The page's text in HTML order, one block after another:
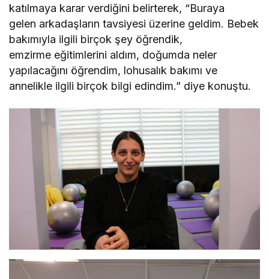
katılmaya karar verdiğini belirterek, “Buraya
gelen arkadaşların tavsiyesi üzerine geldim. Bebek
bakımıyla ilgili birçok şey öğrendik,
emzirme eğitimlerini aldım, doğumda neler
yapılacağını öğrendim, lohusalık bakımı ve
annelikle ilgili birçok bilgi edindim.” diye konuştu.